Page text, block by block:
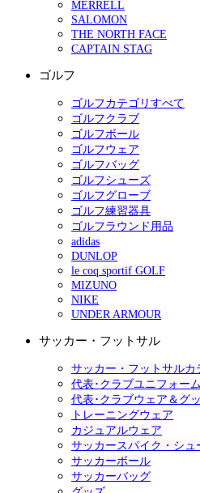
MERRELL
SALOMON
THE NORTH FACE
CAPTAIN STAG
ゴルフ
ゴルフカテゴリすべて
ゴルフクラブ
ゴルフボール
ゴルフウェア
ゴルフバッグ
ゴルフシューズ
ゴルフグローブ
ゴルフ練習器具
ゴルフラウンド用品
adidas
DUNLOP
le coq sportif GOLF
MIZUNO
NIKE
UNDER ARMOUR
サッカー・フットサル
サッカー・フットサルカ
代表･クラブユニフォーム
代表･クラブウェア＆グ
トレーニングウェア
カジュアルウェア
サッカースパイク・シュ
サッカーボール
サッカーバッグ